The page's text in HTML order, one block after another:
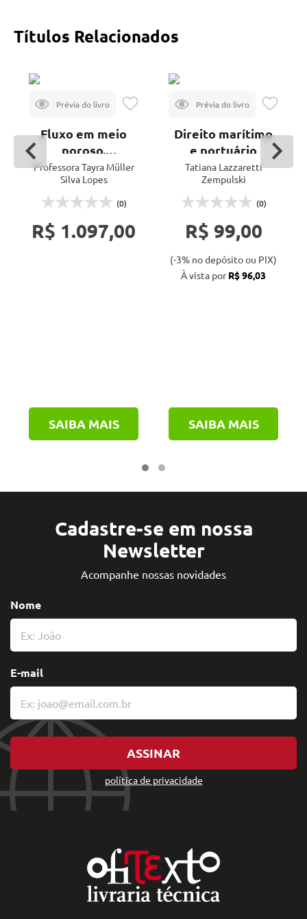
Títulos Relacionados
Fluxo em meio
poroso,
estabilidade de
taludes e
estruturas de
Professora Tayra Müller
Silva Lopes
(0)
R$ 1.097,00
SAIBA MAIS
Direito marítimo
e portuário
Tatiana Lazzaretti
Zempulski
(0)
R$ 99,00
(-3% no depósito ou PIX)
À vista porR$ 96,03
SAIBA MAIS
Cadastre-se em nossa
Newsletter
Acompanhe nossas novidades
política de privacidade
Nome
E-mail
ASSINAR